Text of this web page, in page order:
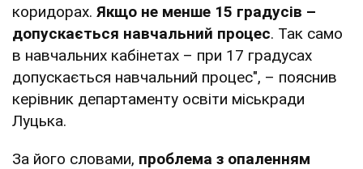
коридорах. Якщо не менше 15 градусів –
допускається навчальний процес. Так само
в навчальних кабінетах – при 17 градусах
допускається навчальний процес", – пояснив
керівник департаменту освіти міськради
Луцька.
За його словами, проблема з опаленням